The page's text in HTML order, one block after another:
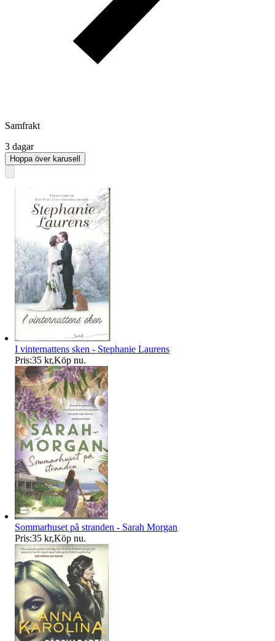
Samfrakt
3 dagar
Hoppa över karusell
I vinternattens sken - Stephanie Laurens
Pris:35 kr,Köp nu.
Sommarhuset på stranden - Sarah Morgan
Pris:35 kr,Köp nu.